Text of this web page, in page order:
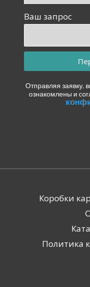
Ваш запрос
Отправляя заявку,
ознакомлены и
Коробки
Политика